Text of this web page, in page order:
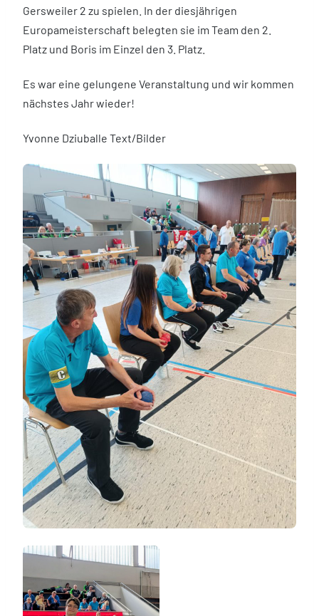
Gersweiler 2 zu spielen. In der diesjährigen
Europameisterschaft belegten sie im Team den 2.
Platz und Boris im Einzel den 3. Platz.
Es war eine gelungene Veranstaltung und wir kommen
nächstes Jahr wieder!
Yvonne Dziuballe Text/Bilder